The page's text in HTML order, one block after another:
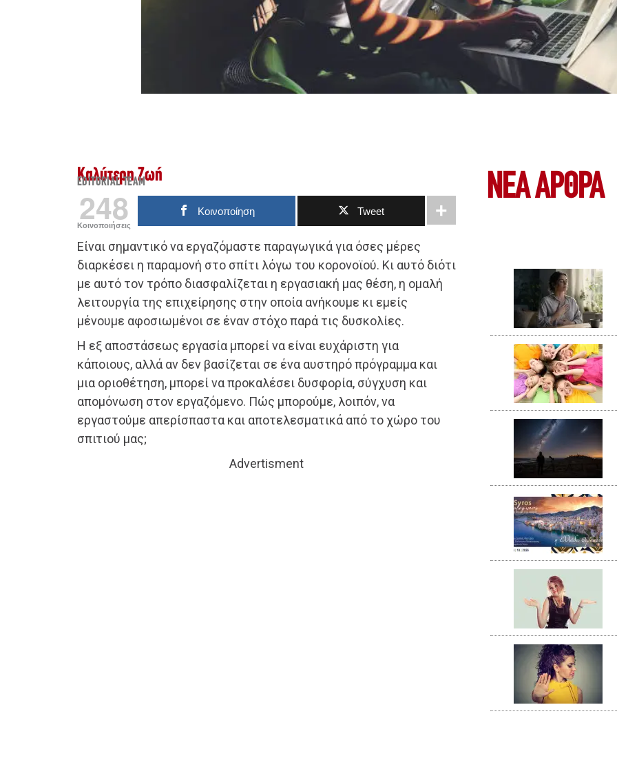
Καλύτερη Ζωή
EDITORIAL TEAM
248
Κοινοποιήσεις
Κοινοποίηση Tweet
Είναι σημαντικό να εργαζόμαστε παραγωγικά για όσες μέρες
διαρκέσει η παραμονή στο σπίτι λόγω του κορονοϊού. Κι αυτό διότι
με αυτό τον τρόπο διασφαλίζεται η εργασιακή μας θέση, η ομαλή
λειτουργία της επιχείρησης στην οποία ανήκουμε κι εμείς
μένουμε αφοσιωμένοι σε έναν στόχο παρά τις δυσκολίες.
Η εξ αποστάσεως εργασία μπορεί να είναι ευχάριστη για
κάποιους, αλλά αν δεν βασίζεται σε ένα αυστηρό πρόγραμμα και
μια οριοθέτηση, μπορεί να προκαλέσει δυσφορία, σύγχυση και
απομόνωση στον εργαζόμενο. Πώς μπορούμε, λοιπόν, να
εργαστούμε απερίσπαστα και αποτελεσματικά από το χώρο του
σπιτιού μας;
Advertisment
ΝΕΑ ΆΡΘΡΑ